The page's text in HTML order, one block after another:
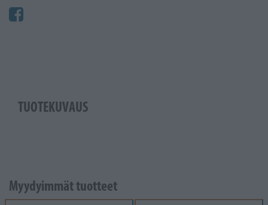
TUOTEKUVAUS
Myydyimmät tuotteet